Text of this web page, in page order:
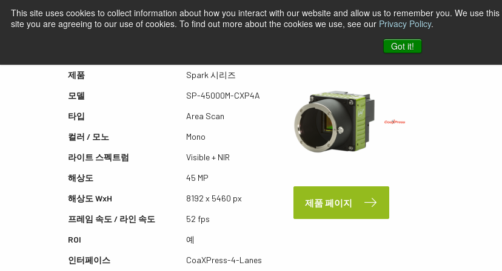
This site uses cookies to collect information about how you interact with our website and allow us to remember you. We use
site you are agreeing to our use of cookies. To find out more about the cookies we use, see our Privacy Policy.
Got it!
퀵뷰 SP-45000M-CXP4A
제품
Spark 시리즈
모델
SP-45000M-CXP4A
타입
Area Scan
컬러 / 모노
Mono
라이트 스펙트럼
Visible + NIR
해상도
45 MP
해상도 WxH
8192 x 5460 px
프레임 속도 / 라인 속도
52 fps
ROI
예
인터페이스
CoaXPress-4-Lanes
제품 페이지